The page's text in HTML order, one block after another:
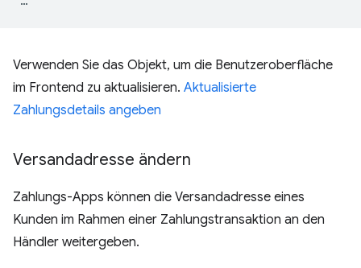
Verwenden Sie das Objekt, um die Benutzeroberfläche
im Frontend zu aktualisieren. Aktualisierte
Zahlungsdetails angeben
Versandadresse ändern
Zahlungs-Apps können die Versandadresse eines
Kunden im Rahmen einer Zahlungstransaktion an den
Händler weitergeben.